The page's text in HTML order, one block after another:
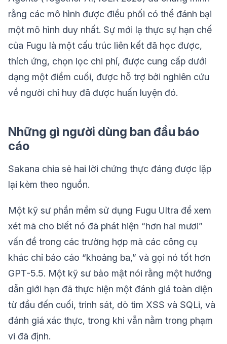
rằng các mô hình được điều phối có thể đánh bại
một mô hình duy nhất. Sự mới lạ thực sự hạn chế
của Fugu là một cấu trúc liên kết đã học được,
thích ứng, chọn lọc chi phí, được cung cấp dưới
dạng một điểm cuối, được hỗ trợ bởi nghiên cứu
về người chỉ huy đã được huấn luyện đó.
Những gì người dùng ban đầu báo
cáo
Sakana chia sẻ hai lời chứng thực đáng được lặp
lại kèm theo nguồn.
Một kỹ sư phần mềm sử dụng Fugu Ultra để xem
xét mã cho biết nó đã phát hiện “hơn hai mươi”
vấn đề trong các trường hợp mà các công cụ
khác chỉ báo cáo “khoảng ba,” và gọi nó tốt hơn
GPT-5.5. Một kỹ sư bảo mật nói rằng một hướng
dẫn giới hạn đã thực hiện một đánh giá toàn diện
từ đầu đến cuối, trinh sát, dò tìm XSS và SQLi, và
đánh giá xác thực, trong khi vẫn nằm trong phạm
vi đã định.